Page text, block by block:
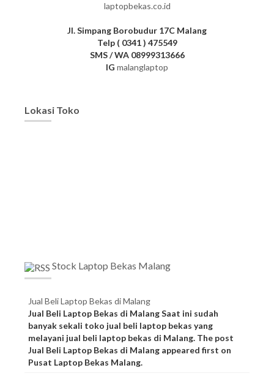
laptopbekas.co.id
Jl. Simpang Borobudur 17C Malang
Telp ( 0341 ) 475549
SMS / WA 08999313666
IG malanglaptop
Lokasi Toko
Stock Laptop Bekas Malang
Jual Beli Laptop Bekas di Malang
Jual Beli Laptop Bekas di Malang Saat ini sudah
banyak sekali toko jual beli laptop bekas yang
melayani jual beli laptop bekas di Malang. The post
Jual Beli Laptop Bekas di Malang appeared first on
Pusat Laptop Bekas Malang.